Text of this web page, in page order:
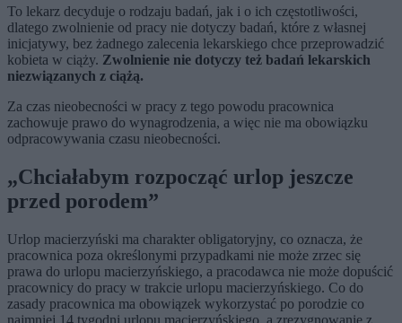
To lekarz decyduje o rodzaju badań, jak i o ich częstotliwości,
dlatego zwolnienie od pracy nie dotyczy badań, które z własnej
inicjatywy, bez żadnego zalecenia lekarskiego chce przeprowadzić
kobieta w ciąży. Zwolnienie nie dotyczy też badań lekarskich
niezwiązanych z ciążą.
Za czas nieobecności w pracy z tego powodu pracownica
zachowuje prawo do wynagrodzenia, a więc nie ma obowiązku
odpracowywania czasu nieobecności.
„Chciałabym rozpocząć urlop jeszcze
przed porodem”
Urlop macierzyński ma charakter obligatoryjny, co oznacza, że
pracownica poza określonymi przypadkami nie może zrzec się
prawa do urlopu macierzyńskiego, a pracodawca nie może dopuścić
pracownicy do pracy w trakcie urlopu macierzyńskiego. Co do
zasady pracownica ma obowiązek wykorzystać po porodzie co
najmniej 14 tygodni urlopu macierzyńskiego, a zrezygnowanie z